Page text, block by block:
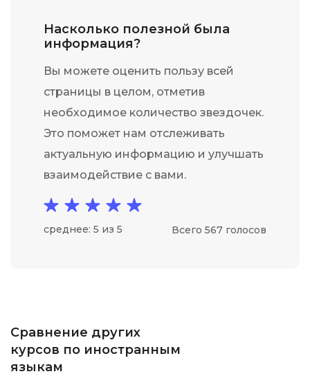
Насколько полезной была
информация?
Вы можете оценить пользу всей
страницы в целом, отметив
необходимое количество звездочек.
Это поможет нам отслеживать
актуальную информацию и улучшать
взаимодействие с вами.
среднее: 5 из 5 Всего 567 голосов
Сравнение других
курсов по иностранным
языкам